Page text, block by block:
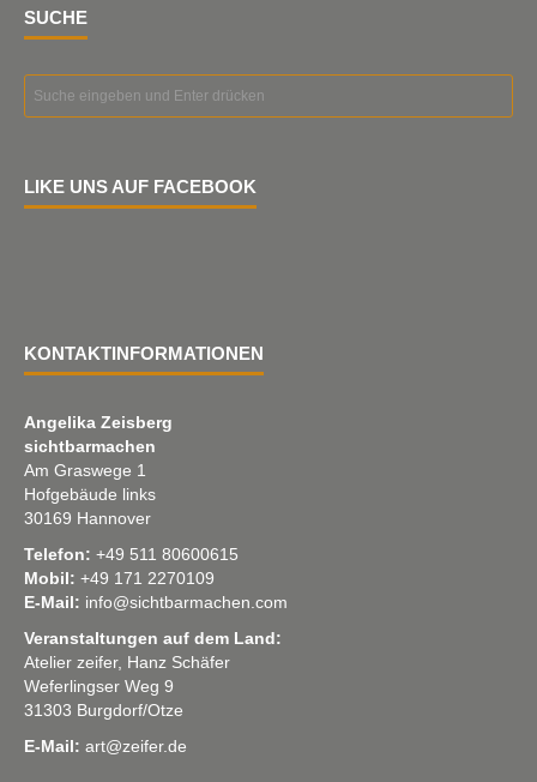
SUCHE
LIKE UNS AUF FACEBOOK
KONTAKTINFORMATIONEN
Angelika Zeisberg
sichtbarmachen
Am Graswege 1
Hofgebäude links
30169 Hannover
Telefon: +49 511 80600615
Mobil: +49 171 2270109
E-Mail: info@sichtbarmachen.com
Veranstaltungen auf dem Land:
Atelier zeifer, Hanz Schäfer
Weferlingser Weg 9
31303 Burgdorf/Otze
E-Mail: art@zeifer.de